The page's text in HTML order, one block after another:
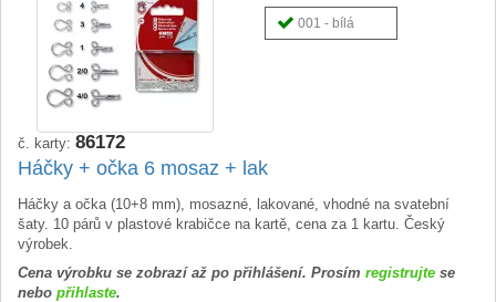
001 - bílá
č. karty: 86172
Háčky + očka 6 mosaz + lak
Háčky a očka (10+8 mm), mosazné, lakované, vhodné na svatební
šaty. 10 párů v plastové krabičce na kartě, cena za 1 kartu. Český
výrobek.
Cena výrobku se zobrazí až po přihlášení. Prosím registrujte se
nebo přihlaste.